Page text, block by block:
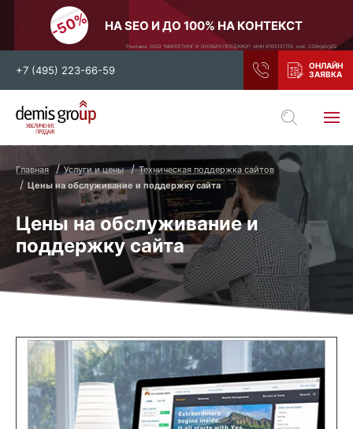
НА SEO И ДО 100% НА КОНТЕКСТ
Реклама. ООО "МАРКЕТИНГ И ОНЛАЙН ПРОДАЖИ". ИНН 9705151710. erid: 2SDnjdiVyD2
+7 (495) 223-66-59
Выберите свой город
Санкт-Петербург
Нижний Новгород
Тамбов
Воронеж
Тула
Новосибирск
Екатеринбург
Самара
Ростов-на-Дону
Казань
и все регионы РФ
Главная Услуги и цены
Техническая поддержка сайтов
Цены на обслуживание и поддержку сайта
Цены на обслуживание и
поддержку сайта